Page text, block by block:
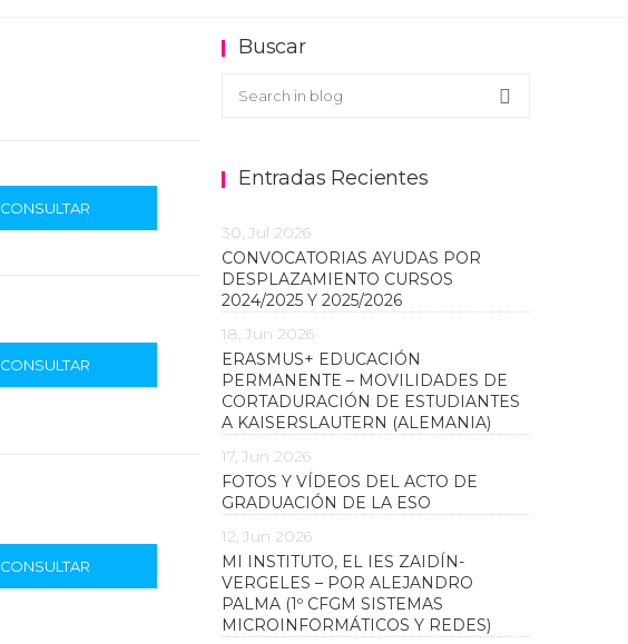
CONSULTAR
CONSULTAR
CONSULTAR
Buscar
Buscar en el blog
Search
Entradas Recientes
30, Jul 2026
CONVOCATORIAS AYUDAS POR
DESPLAZAMIENTO CURSOS
2024/2025 Y 2025/2026
18, Jun 2026
ERASMUS+ EDUCACIÓN
PERMANENTE – MOVILIDADES DE
CORTADURACIÓN DE ESTUDIANTES
A KAISERSLAUTERN (ALEMANIA)
17, Jun 2026
FOTOS Y VÍDEOS DEL ACTO DE
GRADUACIÓN DE LA ESO
12, Jun 2026
MI INSTITUTO, EL IES ZAIDÍN-
VERGELES – POR ALEJANDRO
PALMA (1º CFGM SISTEMAS
MICROINFORMÁTICOS Y REDES)